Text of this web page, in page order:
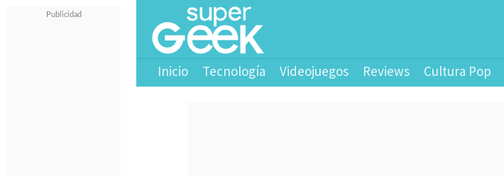
Inicio Tecnología Videojuegos Reviews Cultura Pop